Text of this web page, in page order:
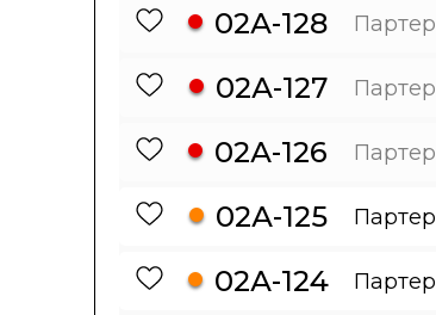
02А-128 Партер
02А-127 Партер
02А-126 Партер
02А-125 Партер
02А-124 Партер